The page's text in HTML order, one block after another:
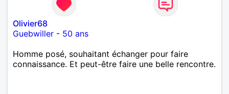
Olivier68
Guebwiller - 50 ans
Homme posé, souhaitant échanger pour faire
connaissance. Et peut-être faire une belle rencontre.